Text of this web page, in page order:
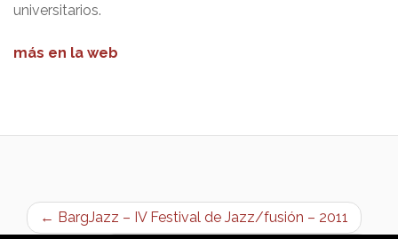
universitarios.
más en la web
← BargJazz – IV Festival de Jazz/fusión – 2011